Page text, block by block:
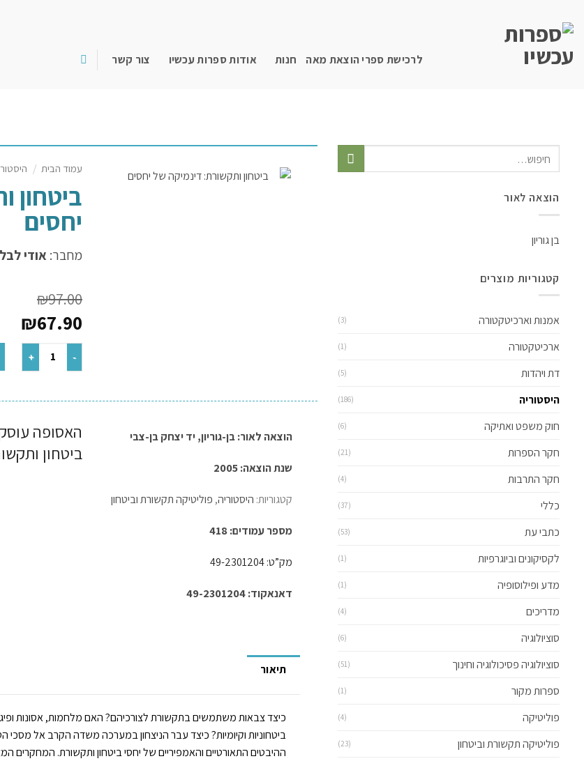
צור קשר אודות ספרות עכשיו חנות לרכישת ספרי הוצאת מאה
הוצאה לאור
בן גוריון
קטגוריות מוצרים
אמנות וארכיטקטורה (3)
ארכיטקטורה (1)
דת ויהדות (5)
היסטוריה (186)
חוק משפט ואתיקה (6)
חקר הספרות (21)
חקר התרבות (4)
כללי (37)
כתבי עת (53)
לקסיקונים וביוגרפיות (1)
מדע ופילוסופיה (1)
מדריכים (4)
סוציולוגיה (6)
סוציולוגיה פסיכולוגיה וחינוך (51)
ספרות מקור (1)
פוליטיקה (4)
פוליטיקה תקשורת וביטחון (23)
עמוד הבית /
ביטחון
יחסים
מחבר: אודי
₪97.00
₪67.90
הוצאה לאור:בן-גוריון,יד יצחק בן-צבי
שנת הוצאה: 2005
קטגוריות: היסטוריה, פוליטיקה תקשורת וביטחון
מספר עמודים: 418
מק”ט: 49-2301204
דאנאקוד: 49-2301204
האסופה
ביטחון
תיאור
כיצד צבאות משתמשים בתקשורת לצורכיהם? האם מלחמות, אסונות
ביטחוניות וקיומיות? כיצד עבר הניצחון במערכה משדה הקרב אל
ההיבטים התאורטיים והאמפיריים של יחסי ביטחון ותקשורת. המחקרים